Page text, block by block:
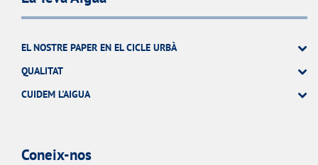
EL NOSTRE PAPER EN EL CICLE URBÀ
QUALITAT
CUIDEM L'AIGUA
Coneix-nos